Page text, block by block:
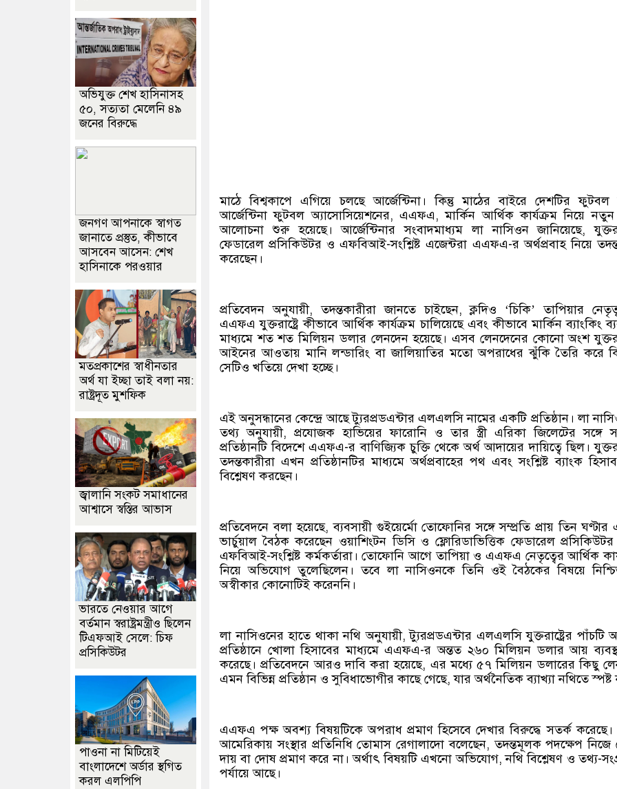
মাঠে বিশ্বকাপে এগিয়ে চলছে আর্জেন্টিনা। কিন্তু মাঠের বাইরে দেশটির ফুটবল
আর্জেন্টিনা ফুটবল অ্যাসোসিয়েশনের, এএফএ, মার্কিন আর্থিক কার্যক্রম নিয়ে
আলোচনা শুরু হয়েছে। আর্জেন্টিনার সংবাদমাধ্যম লা নাসিওন জানিয়েছে,
ফেডারেল প্রসিকিউটর ও এফবিআই-সংশ্লিষ্ট এজেন্টরা এএফএ-র অর্থপ্রবাহ নিয়ে
করেছেন।
প্রতিবেদন অনুযায়ী, তদন্তকারীরা জানতে চাইছেন, ক্লদিও ‘চিকি’ তাপিয়ার
এএফএ যুক্তরাষ্ট্রে কীভাবে আর্থিক কার্যক্রম চালিয়েছে এবং কীভাবে মার্কিন ব্যাংকিং
মাধ্যমে শত শত মিলিয়ন ডলার লেনদেন হয়েছে। এসব লেনদেনের কোনো অংশ
আইনের আওতায় মানি লন্ডারিং বা জালিয়াতির মতো অপরাধের ঝুঁকি তৈরি করে
সেটিও খতিয়ে দেখা হচ্ছে।
এই অনুসন্ধানের কেন্দ্রে আছে ট্যুরপ্রডএন্টার এলএলসি নামের একটি প্রতিষ্ঠান। লা
তথ্য অনুযায়ী, প্রযোজক হাভিয়ের ফারোনি ও তার স্ত্রী এরিকা জিলেটের সঙ্গে
প্রতিষ্ঠানটি বিদেশে এএফএ-র বাণিজ্যিক চুক্তি থেকে অর্থ আদায়ের দায়িত্বে ছিল।
তদন্তকারীরা এখন প্রতিষ্ঠানটির মাধ্যমে অর্থপ্রবাহের পথ এবং সংশ্লিষ্ট ব্যাংক
বিশ্লেষণ করছেন।
প্রতিবেদনে বলা হয়েছে, ব্যবসায়ী গুইয়ের্মো তোফোনির সঙ্গে সম্প্রতি প্রায় তিন ঘণ্টার
ভার্চুয়াল বৈঠক করেছেন ওয়াশিংটন ডিসি ও ফ্লোরিডাভিত্তিক ফেডারেল
এফবিআই-সংশ্লিষ্ট কর্মকর্তারা। তোফোনি আগে তাপিয়া ও এএফএ নেতৃত্বের আর্থিক
নিয়ে অভিযোগ তুলেছিলেন। তবে লা নাসিওনকে তিনি ওই বৈঠকের বিষয়ে
অস্বীকার কোনোটিই করেননি।
লা নাসিওনের হাতে থাকা নথি অনুযায়ী, ট্যুরপ্রডএন্টার এলএলসি যুক্তরাষ্ট্রের পাঁচটি
প্রতিষ্ঠানে খোলা হিসাবের মাধ্যমে এএফএ-র অন্তত ২৬০ মিলিয়ন ডলার আয়
করেছে। প্রতিবেদনে আরও দাবি করা হয়েছে, এর মধ্যে ৫৭ মিলিয়ন ডলারের কিছু
এমন বিভিন্ন প্রতিষ্ঠান ও সুবিধাভোগীর কাছে গেছে, যার অর্থনৈতিক ব্যাখ্যা নথিতে
এএফএ পক্ষ অবশ্য বিষয়টিকে অপরাধ প্রমাণ হিসেবে দেখার বিরুদ্ধে সতর্ক করেছে।
আমেরিকায় সংস্থার প্রতিনিধি তোমাস রেগালাদো বলেছেন, তদন্তমূলক পদক্ষেপ নিজে
দায় বা দোষ প্রমাণ করে না। অর্থাৎ বিষয়টি এখনো অভিযোগ, নথি বিশ্লেষণ ও তথ্য-
পর্যায়ে আছে।
অভিযুক্ত শেখ হাসিনাসহ
৫০, সত্যতা মেলেনি ৪৯
জনের বিরুদ্ধে
জনগণ আপনাকে স্বাগত
জানাতে প্রস্তুত, কীভাবে
আসবেন আসেন: শেখ
হাসিনাকে পরওয়ার
মতপ্রকাশের স্বাধীনতার
অর্থ যা ইচ্ছা তাই বলা নয়:
রাষ্ট্রদূত মুশফিক
জ্বালানি সংকট সমাধানের
আশ্বাসে স্বস্তির আভাস
ভারতে নেওয়ার আগে
বর্তমান স্বরাষ্ট্রমন্ত্রীও ছিলেন
টিএফআই সেলে: চিফ
প্রসিকিউটর
পাওনা না মিটিয়েই
বাংলাদেশে অর্ডার স্থগিত
করল এলপিপি